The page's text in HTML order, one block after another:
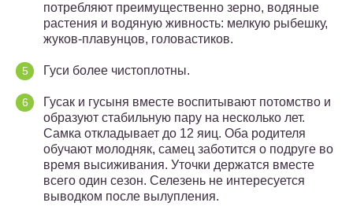
потребляют преимущественно зерно, водяные
растения и водяную живность: мелкую рыбешку,
жуков-плавунцов, головастиков.
Гуси более чистоплотны.
Гусак и гусыня вместе воспитывают потомство и
образуют стабильную пару на несколько лет.
Самка откладывает до 12 яиц. Оба родителя
обучают молодняк, самец заботится о подруге во
время высиживания. Уточки держатся вместе
всего один сезон. Селезень не интересуется
выводком после вылупления.